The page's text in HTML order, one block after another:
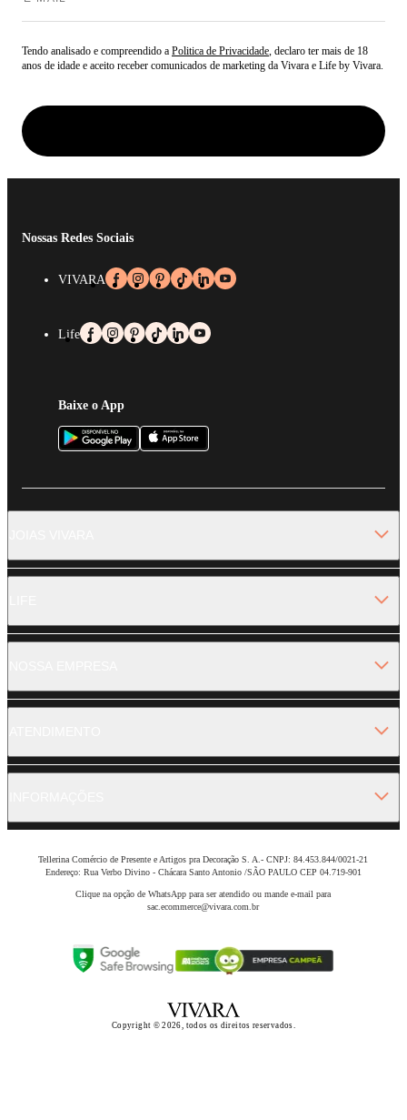
Tendo analisado e compreendido a Politica de Privacidade, declaro ter mais de 18
anos de idade e aceito receber comunicados de marketing da Vivara e Life by Vivara.
Nossas Redes Sociais
VIVARA
Life
Baixe o App
Tellerina Comércio de Presente e Artigos pra Decoração S. A.- CNPJ: 84.453.844/0021-21
Endereço: Rua Verbo Divino - Chácara Santo Antonio /SÃO PAULO CEP 04.719-901
Clique na opção de WhatsApp para ser atendido ou mande e-mail para
sac.ecommerce@vivara.com.br
Copyright © 2026, todos os direitos reservados.